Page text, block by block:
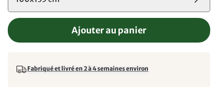
Ajouter au panier
Fabriqué et livré en 2 à 4 semaines environ